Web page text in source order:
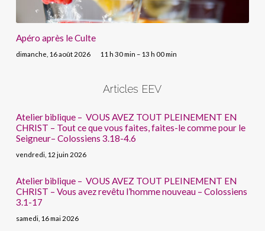
Apéro après le Culte
dimanche, 16 août 2026 11 h 30 min – 13 h 00 min
Articles EEV
Atelier biblique – VOUS AVEZ TOUT PLEINEMENT EN
CHRIST – Tout ce que vous faites, faites-le comme pour le
Seigneur– Colossiens 3.18-4.6
vendredi, 12 juin 2026
Atelier biblique – VOUS AVEZ TOUT PLEINEMENT EN
CHRIST – Vous avez revêtu l’homme nouveau – Colossiens
3.1-17
samedi, 16 mai 2026